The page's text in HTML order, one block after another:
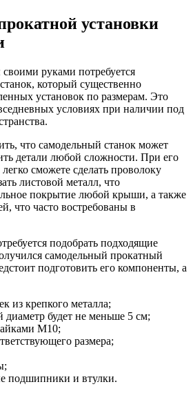
установки
руками потребуется
который существенно
установок по размерам. Это
условиях при наличии под
что самодельный станок может
детали любой сложности. При его
сможете сделать проволоку
листовой металл, что
покрытие любой крыши, а также
что часто востребованы в
подобрать подходящие
самодельный прокатный
подготовить его компоненты, а
из крепкого металла;
диаметр будет не меньше 5 см;
М10;
размера;
подшипники и втулки.